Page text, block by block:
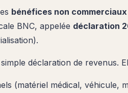
bénéfices non commerciaux
BNC, appelée déclaration
déclaration de revenus.
(matériel médical, véhicule,